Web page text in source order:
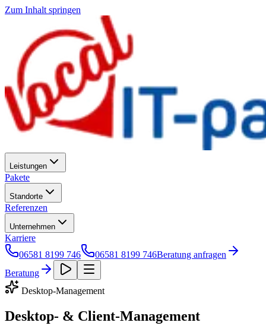
Zum Inhalt springen
Leistungen
Pakete
Standorte
Referenzen
Unternehmen
Karriere
06581 8199 746
06581 8199 746Beratung anfragen
Beratung
Desktop-Management
Desktop- & Client-Management